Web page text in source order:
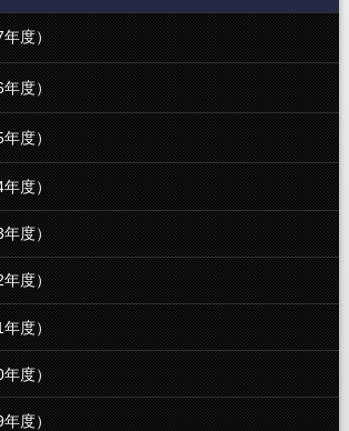
年度）
年度）
年度）
年度）
年度）
年度）
年度）
年度）
年度）